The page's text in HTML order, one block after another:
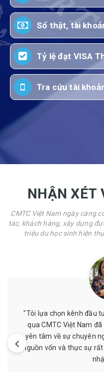
Sổ thật, tài
Tỷ lệ đạt VISA
Tra cứu tài
NHẬN XÉT
CMTC Việt Nam ngày càng
tác, khách hàng, xây dựng
triệu du học sinh hiện
đã
"Mình đã
giá cả phải
hẹn. Mình